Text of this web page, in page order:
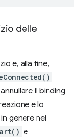
delle
e, alla fine,
il binding
e lo
genere nei
e